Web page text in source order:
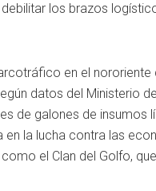
los brazos
en el nororiente
datos del Ministerio
de galones de insumos
la lucha contra las
el Clan del Golfo,